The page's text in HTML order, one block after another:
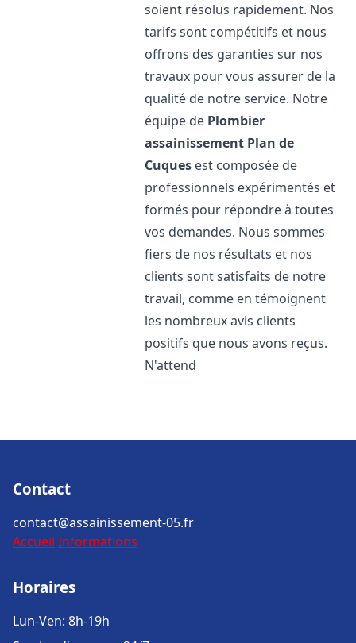
soient résolus rapidement. Nos
tarifs sont compétitifs et nous
offrons des garanties sur nos
travaux pour vous assurer de la
qualité de notre service. Notre
équipe de Plombier
assainissement Plan de
Cuques est composée de
professionnels expérimentés et
formés pour répondre à toutes
vos demandes. Nous sommes
fiers de nos résultats et nos
clients sont satisfaits de notre
travail, comme en témoignent
les nombreux avis clients
positifs que nous avons reçus.
N'attend
Contact
contact@assainissement-05.fr
Accueil Informations
Horaires
Lun-Ven: 8h-19h